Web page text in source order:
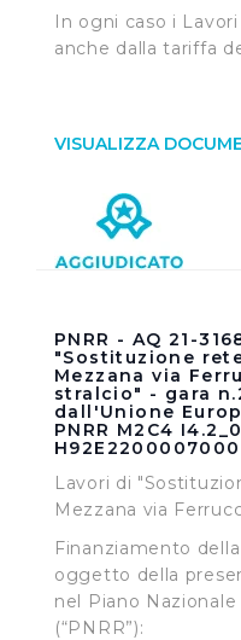
la navigazione sulle
protette. In linea con le
contenuti ed annunci e
l’Utente utilizza il
soggetti, che si
pubblicità e social
ha fornito loro o che
loro servizi.
Cliccando su "Accetta
memorizzare tutti i
sopra indicate.
direttamente le proprie
singoli cookie
della condivisione di
In ogni caso i
anche dalla tariffa
VISUALIZZA
PNRR - AQ 21-
"Sostituzione
Mezzana via
stralcio" - gara
dall'Unione
PNRR M2C4
Lavori di
Mezzana via
Finanziamento
oggetto della
nel Piano
(“PNRR”):